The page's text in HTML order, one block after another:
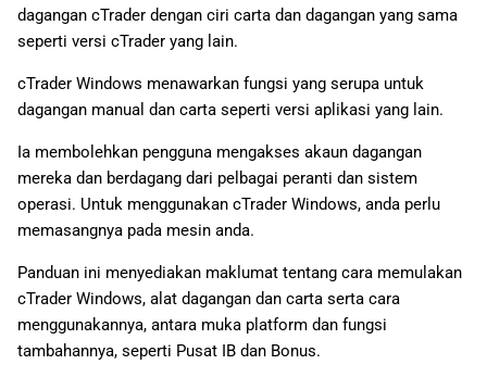
Indonesia
ไทย
한국어
中文
Français
a
r
i
dagangan cTrader dengan ciri carta dan dagangan yang sama
seperti versi cTrader yang lain.
cTrader Windows menawarkan fungsi yang serupa untuk
dagangan manual dan carta seperti versi aplikasi yang lain.
Ia membolehkan pengguna mengakses akaun dagangan
mereka dan berdagang dari pelbagai peranti dan sistem
operasi. Untuk menggunakan cTrader Windows, anda perlu
memasangnya pada mesin anda.
Panduan ini menyediakan maklumat tentang cara memulakan
cTrader Windows, alat dagangan dan carta serta cara
menggunakannya, antara muka platform dan fungsi
tambahannya, seperti Pusat IB dan Bonus.